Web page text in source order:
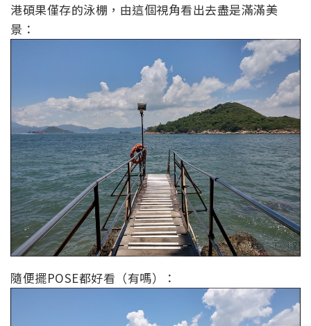
港碩果僅存的泳棚，由這個視角看出去盡是滿滿美
景：
隨便擺POSE都好看（有嗎）：